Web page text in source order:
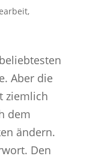
,
Aber die
ziemlich
dem
ändern.
Den